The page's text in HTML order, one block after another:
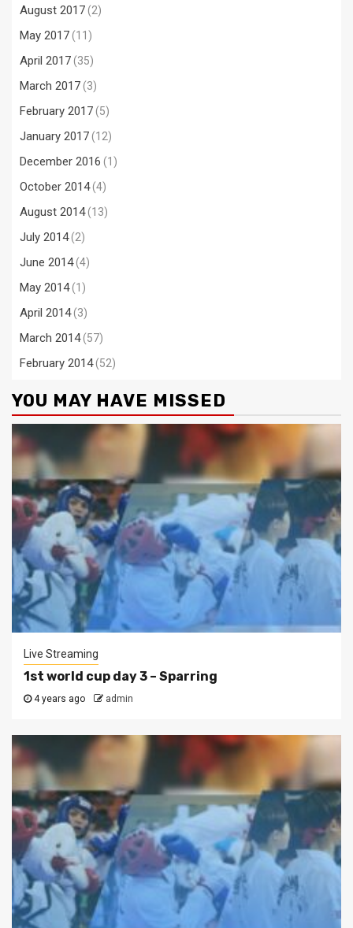
August 2017(2)
May 2017(11)
April 2017(35)
March 2017(3)
February 2017(5)
January 2017(12)
December 2016 (1)
October 2014(4)
August 2014(13)
July 2014(2)
June 2014(4)
May 2014(1)
April 2014(3)
March 2014(57)
February 2014(52)
YOU MAY HAVE MISSED
Live Streaming
1st world cup day 3 – Sparring
4 years ago admin